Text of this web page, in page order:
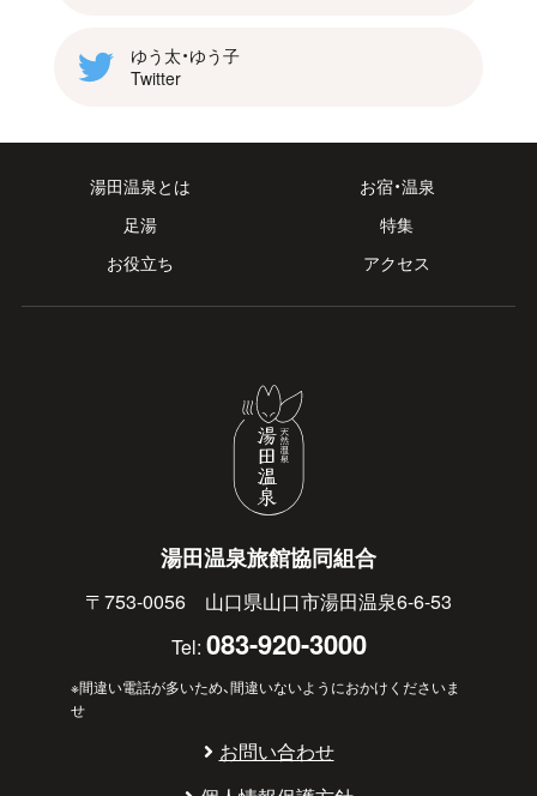
ゆう太・ゆう子
Twitter
湯田温泉とは
お宿・温泉
足湯
特集
お役立ち
アクセス
湯田温泉旅館協同組合
〒753-0056 山口県山口市湯田温泉6-6-53
Tel: 083-920-3000
※間違い電話が多いため、間違いないようにおかけくださいま
せ
お問い合わせ